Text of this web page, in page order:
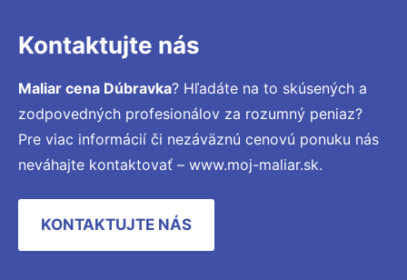
Kontaktujte nás
Maliar cena Dúbravka? Hľadáte na to skúsených a
zodpovedných profesionálov za rozumný peniaz?
Pre viac informácií či nezáväznú cenovú ponuku nás
neváhajte kontaktovať – www.moj-maliar.sk.
KONTAKTUJTE NÁS